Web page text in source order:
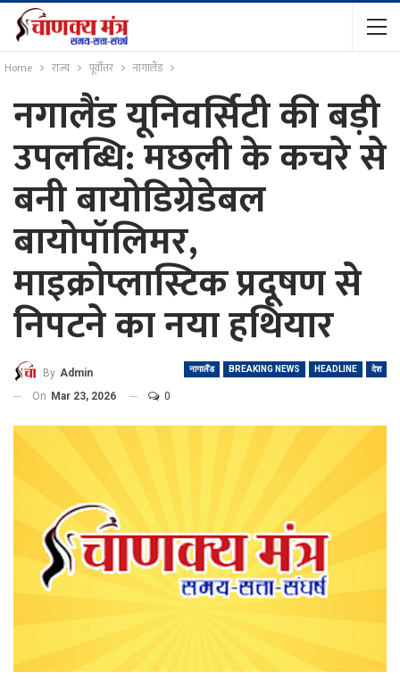
Home राज्य पूर्वोत्तर नागालैंड
नगालैंड यूनिवर्सिटी की बड़ी
उपलब्धि: मछली के कचरे से
बनी बायोडिग्रेडेबल
बायोपॉलिमर,
माइक्रोप्लास्टिक प्रदूषण से
निपटने का नया हथियार
नागालैंड BREAKING NEWS HEADLINE देश
By Admin
On Mar 23, 2026 0